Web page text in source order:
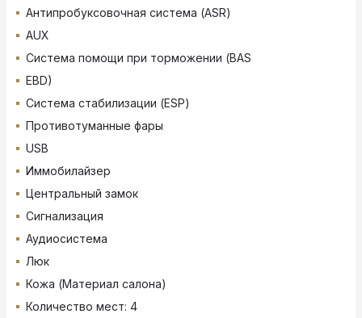
Антипробуксовочная система (ASR)
AUX
Система помощи при торможении (BAS
EBD)
Система стабилизации (ESP)
Противотуманные фары
USB
Иммобилайзер
Центральный замок
Сигнализация
Аудиосистема
Люк
Кожа (Материал салона)
Количество мест: 4